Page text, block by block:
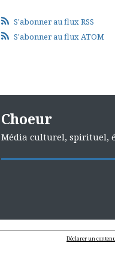
S'abonner au flux RSS
S'abonner au flux ATOM
Choeur
Média culturel, spirituel,
Déclarer un